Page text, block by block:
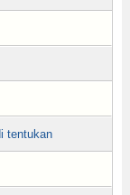
tentukan